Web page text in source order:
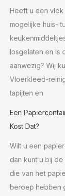
Heeft u een vlek
mogelijke huis-
losgelaten en is
aanwezig? Wij
Vloerkleed-
tapijten en
Een
Kost Dat?
Wilt u een
dan kunt u bij
die van het
beroep hebben